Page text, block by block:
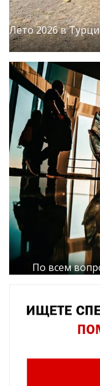
Лето 2026 в
По всем